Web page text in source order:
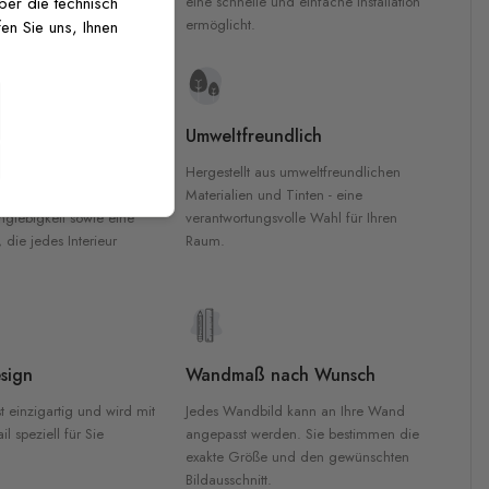
ermöglicht.
Materialien
sowie eine
die jedes Interieur
Umweltfreundlich
Hergestellt aus umweltfreundlichen
Materialien und Tinten - eine
verantwortungsvolle Wahl für Ihren
Raum.
einzigartig und wird mit
speziell für Sie
Wandmaß nach Wunsch
Jedes Wandbild kann an Ihre Wand
angepasst werden. Sie bestimmen die
exakte Größe und den gewünschten
Bildausschnitt.
Sie uns, Ihnen